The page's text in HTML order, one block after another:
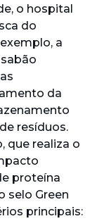
o hospital
do
a
da
resíduos.
que realiza o
proteína
selo Green
principais: